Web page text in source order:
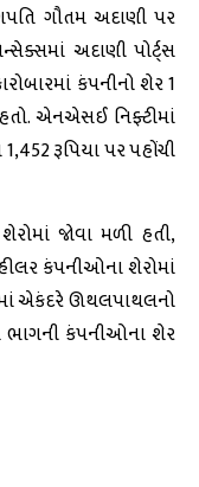
ગૌતમ અદાણી પર
અદાણી પોર્ટ્સ
કંપનીનો શેર 1
એનએસઈ નિફ્ટીમાં
રૂપિયા પર પહોંચી
જોવા મળી હતી,
કંપનીઓના શેરોમાં
એકંદરે ઊથલપાથલનો
ભાગની કંપનીઓના શેર